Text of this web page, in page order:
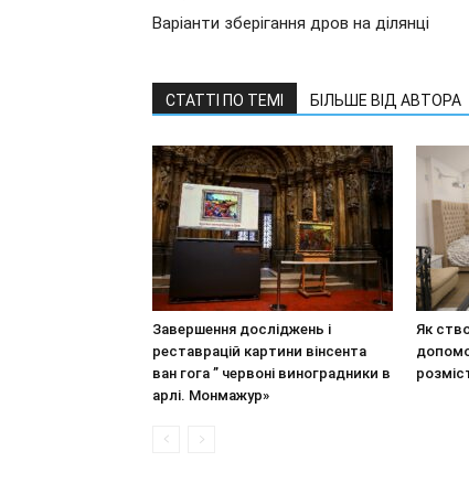
Варіанти зберігання дров на ділянці
СТАТТІ ПО ТЕМІ БІЛЬШЕ ВІД АВТОРА
Завершення досліджень і
реставрацій картини вінсента
ван гога ” червоні виноградники в
арлі. Монмажур»
Як